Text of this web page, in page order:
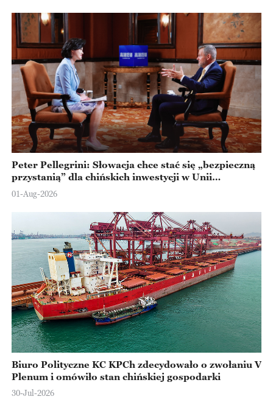
Peter Pellegrini: Słowacja chce stać się „bezpieczną
przystanią” dla chińskich inwestycji w Unii
Europejskiej
01-Aug-2026
Biuro Polityczne KC KPCh zdecydowało o zwołaniu V
Plenum i omówiło stan chińskiej gospodarki
30-Jul-2026